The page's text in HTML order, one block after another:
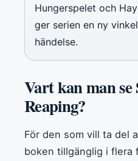
Hungerspelet och
ger serien en ny
händelse.
Vart kan man se
Reaping?
För den som vill ta del
boken tillgänglig i flera